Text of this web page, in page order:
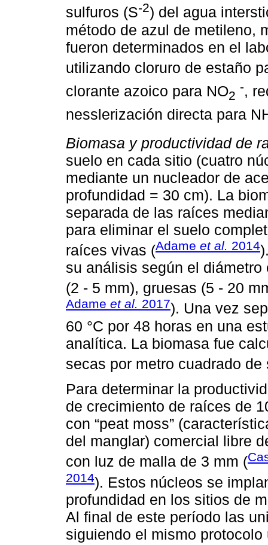
sulfuros (S-2) del agua
método de azul de metileno,
fueron determinados en el
utilizando cloruro de estaño
clorante azoico para NO2
-,
nesslerización directa para
Biomasa y productividad de
suelo en cada sitio (cuatro
mediante un nucleador de
profundidad = 30 cm). La
separada de las raíces
para eliminar el suelo
raíces vivas (Adame et al. 2014
su análisis según el
(2 - 5 mm), gruesas (5 - 20
Adame et al. 2017). Una vez
60 °C por 48 horas en una
analítica. La biomasa fue
secas por metro cuadrado de
Para determinar la
de crecimiento de raíces de
con “peat moss”
del manglar) comercial libre
con luz de malla de 3 mm (
2014). Estos núcleos se
profundidad en los sitios de
Al final de este período las
siguiendo el mismo